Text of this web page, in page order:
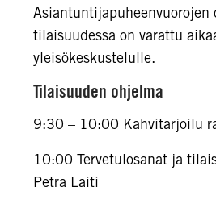
Asiantuntijapuheenvuorojen
tilaisuudessa on varattu
yleisökeskustelulle.
Tilaisuuden ohjelma
9:30 – 10:00 Kahvitarjoilu
10:00 Tervetulosanat ja
Petra Laiti